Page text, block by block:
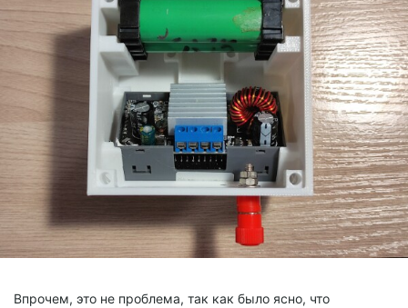
Впрочем, это не проблема, так как было ясно, что